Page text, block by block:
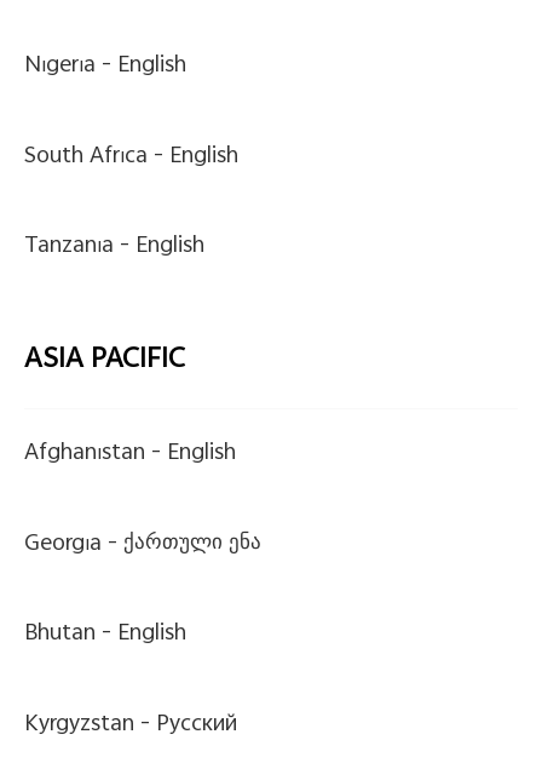
Nigeria - English
South Africa - English
Tanzania - English
ASIA PACIFIC
Afghanistan - English
Georgia -ქართული ენა
Bhutan - English
Kyrgyzstan - Pусский